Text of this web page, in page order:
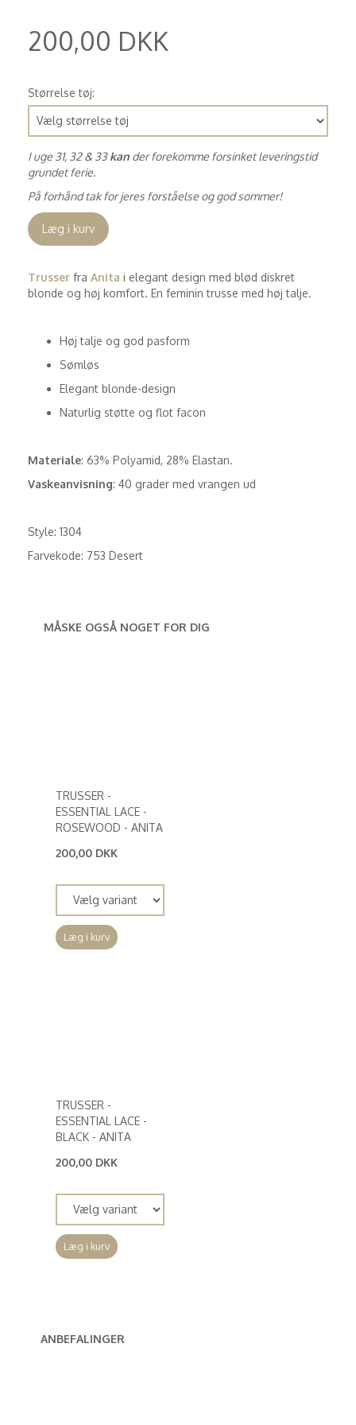
200,00 DKK
Størrelse tøj:
I uge 31, 32 & 33kan der forekomme forsinket leveringstid
grundet ferie.
På forhånd tak for jeres forståelse og god sommer!
Læg i kurv
Trusser fra Anita i elegant design med blød diskret
blonde og høj komfort. En feminin trusse med høj talje.
Høj talje og god pasform
Sømløs
Elegant blonde-design
Naturlig støtte og flot facon
Materiale: 63% Polyamid, 28% Elastan.
Vaskeanvisning: 40 grader med vrangen ud
Style: 1304
Farvekode: 753 Desert
MÅSKE OGSÅ NOGET FOR DIG
TRUSSER -
ESSENTIAL LACE -
ROSEWOOD - ANITA
200,00 DKK
Læg i kurv
TRUSSER -
ESSENTIAL LACE -
BLACK - ANITA
200,00 DKK
Læg i kurv
ANBEFALINGER